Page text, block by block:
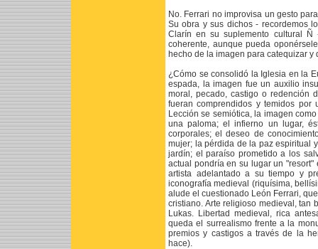
No. Ferrari no improvisa un gesto
Su obra y sus dichos - recordemos
Clarín en su suplemento cultural
coherente, aunque pueda
hecho de la imagen para catequizar y
¿Cómo se consolidó la Iglesia en la
espada, la imagen fue un auxilio
moral, pecado, castigo o redención
fueran comprendidos y temidos
Lección se semiótica, la imagen
una paloma; el infierno un lugar,
corporales; el deseo de
mujer; la pérdida de la paz espiritual
jardín; el paraíso prometido a los
actual pondría en su lugar un
artista adelantado a su tiempo y
iconografía medieval (riquísima,
alude el cuestionado León Ferrari,
cristiano. Arte religioso medieval, tan
Lukas. Libertad medieval, rica
queda el surrealismo frente a la
premios y castigos a través de la
hace).